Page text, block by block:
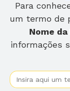
Para
um termo de
Nome
informações
Search
for: